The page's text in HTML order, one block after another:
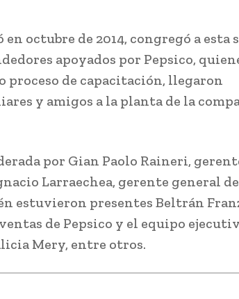
octubre de 2014, congregó a esta
apoyados por Pepsico,
proceso de capacitación, llegaron
y amigos a la planta de la
por Gian Paolo Raineri,
Larraechea, gerente general de
estuvieron presentes Beltrán
de Pepsico y el equipo
Mery, entre otros.